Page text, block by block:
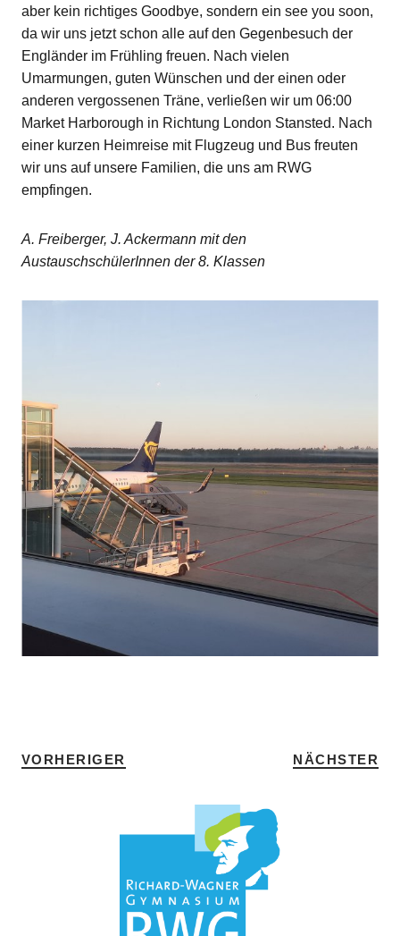
aber kein richtiges Goodbye, sondern ein see you soon,
da wir uns jetzt schon alle auf den Gegenbesuch der
Engländer im Frühling freuen. Nach vielen
Umarmungen, guten Wünschen und der einen oder
anderen vergossenen Träne, verließen wir um 06:00
Market Harborough in Richtung London Stansted. Nach
einer kurzen Heimreise mit Flugzeug und Bus freuten
wir uns auf unsere Familien, die uns am RWG
empfingen.
A. Freiberger, J. Ackermann mit den
AustauschschülerInnen der 8. Klassen
VORHERIGER NÄCHSTER